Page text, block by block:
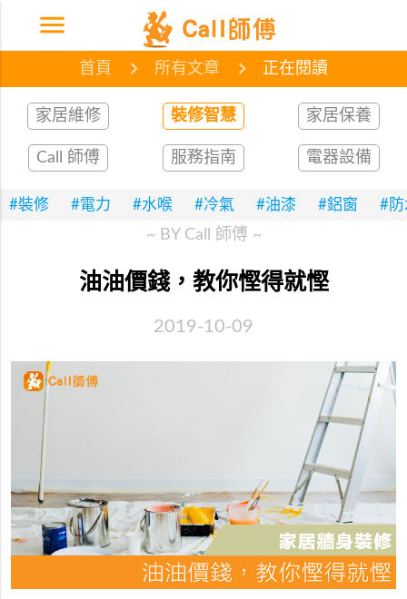
menu 首頁 網誌 文章
首頁 所有文章 正在閱讀
家居維修 裝修智慧 家居保養
Call 師傅 服務指南 電器設備
#裝修 #電力 #水喉 #冷氣 #油漆 #鋁窗 #防
~ BY Call 師傅 ~
油油價錢，教你慳得就慳
2019-10-09